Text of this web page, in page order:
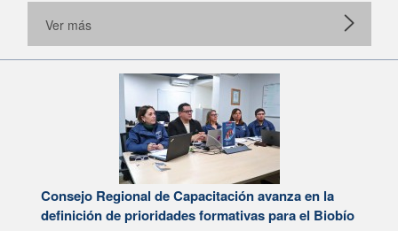
Ver más
Consejo Regional de Capacitación avanza en la
definición de prioridades formativas para el Biobío